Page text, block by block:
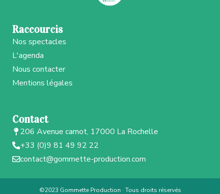
Raccourcis
Nos spectacles
L'agenda
Nous contacter
Mentions légales
Contact
206 Avenue carnot, 17000 La Rochelle
+33 (0)9 81 49 92 22
contact@gommette-production.com
©2023 Gommette Production · Tous droits réservés